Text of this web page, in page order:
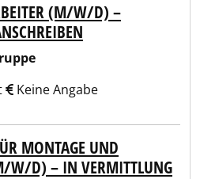
(M/W/D) –
Keine Angabe
MONTAGE UND
W/D) – IN VERMITTLUNG